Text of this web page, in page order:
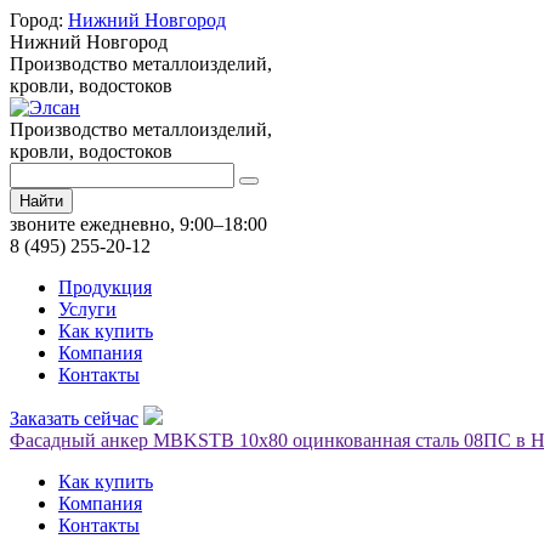
Город: Нижний Новгород
Нижний Новгород
Производство металлоизделий,
кровли, водостоков
Производство металлоизделий,
кровли, водостоков
Найти
звоните ежедневно, 9:00–18:00
8 (495) 255-20-12
Продукция
Услуги
Как купить
Компания
Контакты
Заказать сейчас
Фасадный анкер MBKSTB 10х80 оцинкованная сталь 08ПС в
Как купить
Компания
Контакты